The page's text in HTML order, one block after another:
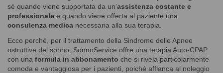
sé quando viene supportata da un’assistenza costante e
professionale e quando viene offerta al paziente una
consulenza medica necessaria alla sua terapia.
Ecco perché, per il trattamento della Sindrome delle Apnee
ostruttive del sonno, SonnoService offre una terapia Auto-CPAP
con una formula in abbonamento che si rivela particolarmente
comoda e vantaggiosa per i pazienti, poiché affianca al noleggio